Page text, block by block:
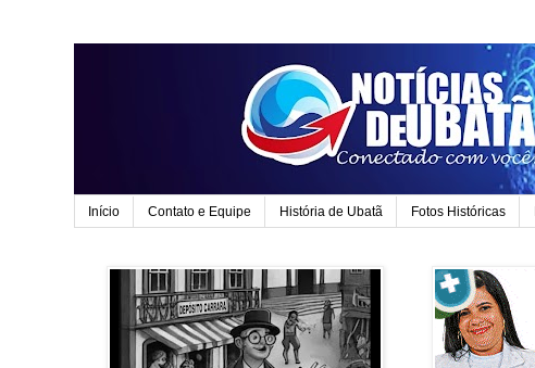
Início Contato e Equipe História de Ubatã Fotos Históricas